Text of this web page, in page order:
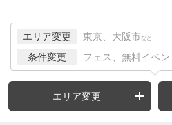
エリア変更 東京、大阪市 など
条件変更 フェス、無料イベン
エリア変更